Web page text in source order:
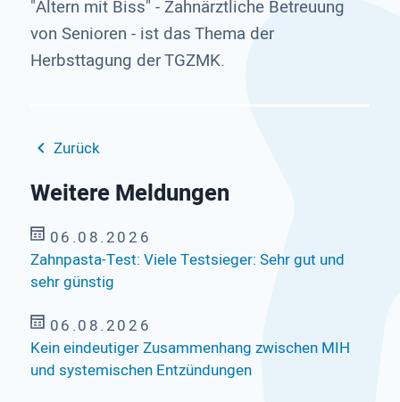
"Altern mit Biss" - Zahnärztliche Betreuung
von Senioren - ist das Thema der
Herbsttagung der TGZMK.
Zurück
Weitere Meldungen
06.08.2026
Zahnpasta-Test: Viele Testsieger: Sehr gut und
sehr günstig
06.08.2026
Kein eindeutiger Zusammenhang zwischen MIH
und systemischen Entzündungen